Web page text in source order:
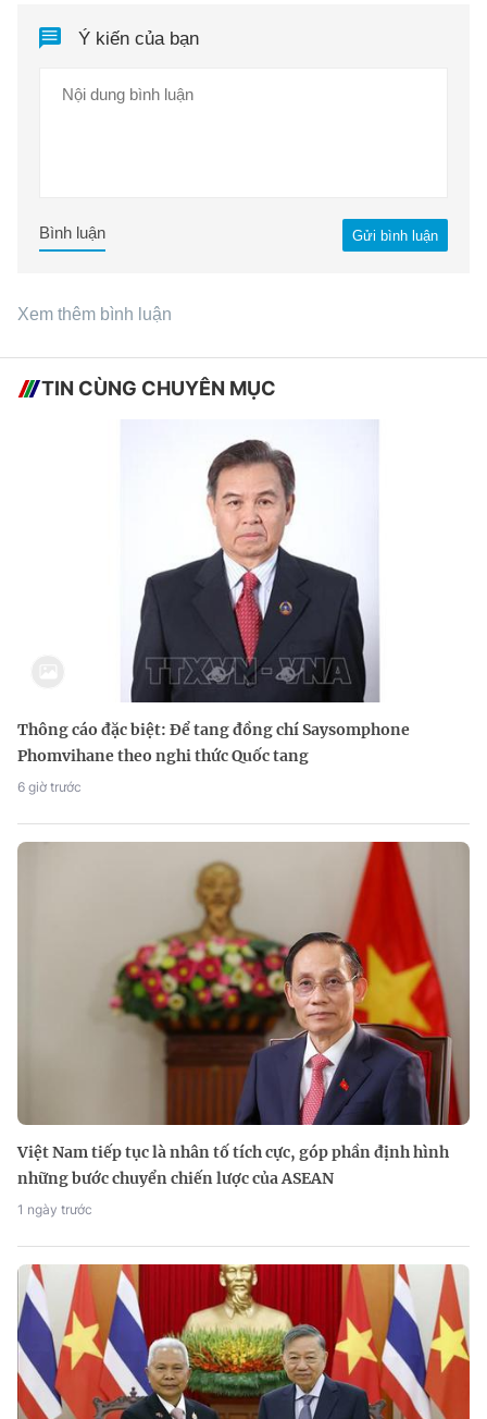
Ý kiến của bạn
Gửi bình luận
Bình luận
Xem thêm bình luận
TIN CÙNG CHUYÊN MỤC
Thông cáo đặc biệt: Để tang đồng chí Saysomphone
Phomvihane theo nghi thức Quốc tang
6 giờ trước
Việt Nam tiếp tục là nhân tố tích cực, góp phần định hình
những bước chuyển chiến lược của ASEAN
1 ngày trước